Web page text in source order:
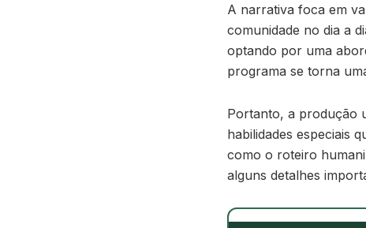
A narrativa foca em
comunidade no dia a
optando por uma
programa se torna
Portanto, a produção
habilidades especiais
como o roteiro
alguns detalhes